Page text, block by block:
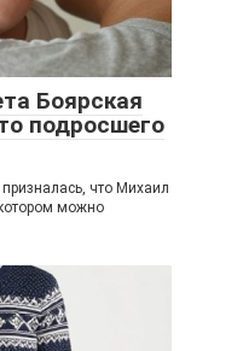
Боярская
подросшего
что Михаил
можно